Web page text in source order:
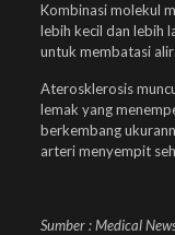
Kombinasi molekul
lebih kecil dan lebih
untuk membatasi
Aterosklerosis
lemak yang
berkembang
arteri menyempit
Sumber : Medical